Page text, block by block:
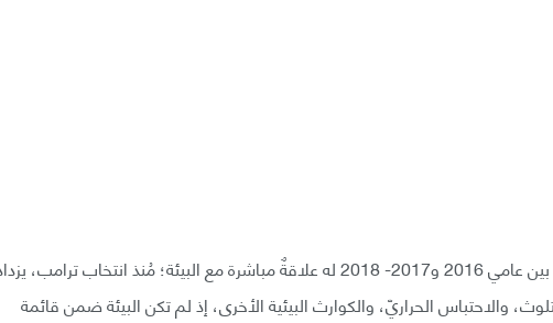
يوضّح الباحثون أكثر: «الفارق الكبير بين عامي 2016 و2017- 2018 له علاقةٌ مباشرة مع البيئة؛ مُنذ انتخاب ترامب،
والاحتباس الحراريّ، والكوارث البيئية الأخرى، إذ لم تكن البيئة ضمن قائمة